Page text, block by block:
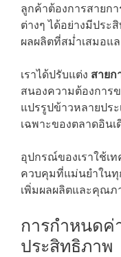
ลูกค้าต้องการสายก
ต่างๆ ได้อย่างมีปร
ผลผลิตที่สม่ำเสมอแ
เราได้ปรับแต่ง สายก
สนองความต้องการ
แปรรูปข้าวหลายปร
เฉพาะของตลาดอินเ
อุปกรณ์ของเราใช้เ
ควบคุมที่แม่นยำในทุ
เพิ่มผลผลิตและคุณภ
การกำหนด
ประสิทธิภาพ